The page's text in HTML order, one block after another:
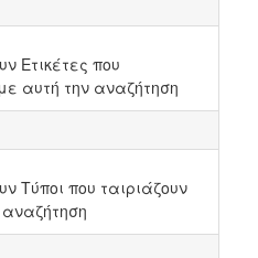
Ετικέτες που
αυτή την αναζήτηση
Τύποι που ταιριάζουν